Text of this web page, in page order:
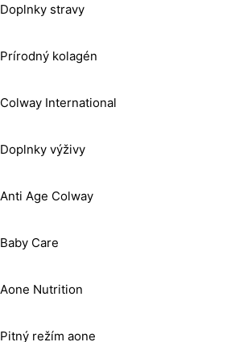
Doplnky stravy
Prírodný kolagén
Colway International
Doplnky výživy
Anti Age Colway
Baby Care
Aone Nutrition
Pitný režím aone